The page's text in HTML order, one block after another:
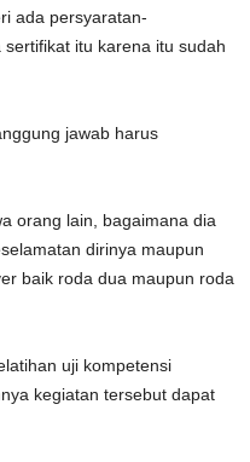
ada persyaratan-
itu karena itu sudah
jawab harus
orang lain, bagaimana dia
dirinya maupun
baik roda dua maupun roda
uji kompetensi
kegiatan tersebut dapat